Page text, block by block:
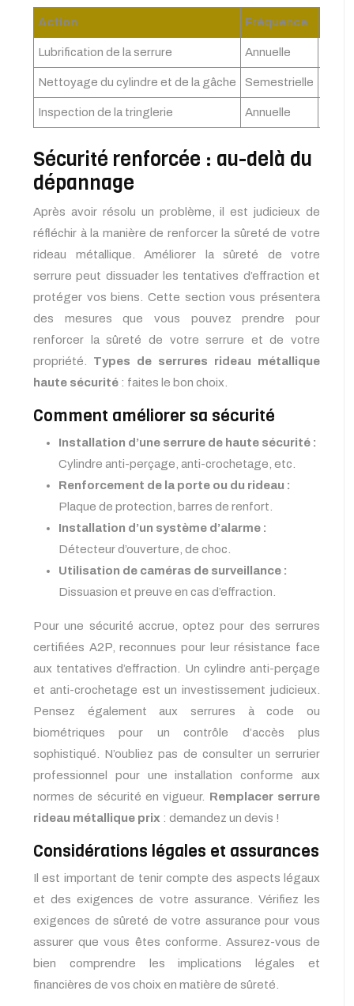
Action Fréquence
Lubrification de la serrure Annuelle
Nettoyage du cylindre et de la gâche Semestrielle
Inspection de la tringlerie Annuelle
Sécurité renforcée : au-delà du
dépannage
Après avoir résolu un problème, il est judicieux de
réfléchir à la manière de renforcer la sûreté de votre
rideau métallique. Améliorer la sûreté de votre
serrure peut dissuader les tentatives d’effraction et
protéger vos biens. Cette section vous présentera
des mesures que vous pouvez prendre pour
renforcer la sûreté de votre serrure et de votre
propriété. Types de serrures rideau métallique
haute sécurité : faites le bon choix.
Comment améliorer sa sécurité
Installation d’une serrure de haute sécurité :
Cylindre anti-perçage, anti-crochetage, etc.
Renforcement de la porte ou du rideau :
Plaque de protection, barres de renfort.
Installation d’un système d’alarme :
Détecteur d’ouverture, de choc.
Utilisation de caméras de surveillance :
Dissuasion et preuve en cas d’effraction.
Pour une sécurité accrue, optez pour des serrures
certifiées A2P, reconnues pour leur résistance face
aux tentatives d’effraction. Un cylindre anti-perçage
et anti-crochetage est un investissement judicieux.
Pensez également aux serrures à code ou
biométriques pour un contrôle d’accès plus
sophistiqué. N’oubliez pas de consulter un serrurier
professionnel pour une installation conforme aux
normes de sécurité en vigueur. Remplacer serrure
rideau métallique prix : demandez un devis !
Considérations légales et assurances
Il est important de tenir compte des aspects légaux
et des exigences de votre assurance. Vérifiez les
exigences de sûreté de votre assurance pour vous
assurer que vous êtes conforme. Assurez-vous de
bien comprendre les implications légales et
financières de vos choix en matière de sûreté.